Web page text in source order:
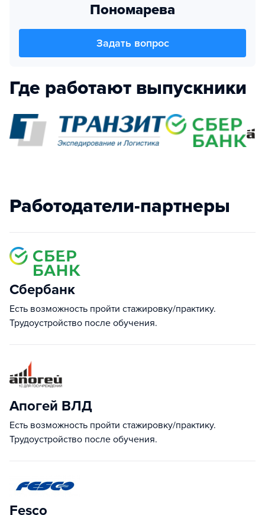
Пономарева
Задать вопрос
Где работают выпускники
Работодатели-партнеры
Сбербанк
Есть возможность пройти стажировку/практику.
Трудоустройство после обучения.
Апогей ВЛД
Есть возможность пройти стажировку/практику.
Трудоустройство после обучения.
Fesco